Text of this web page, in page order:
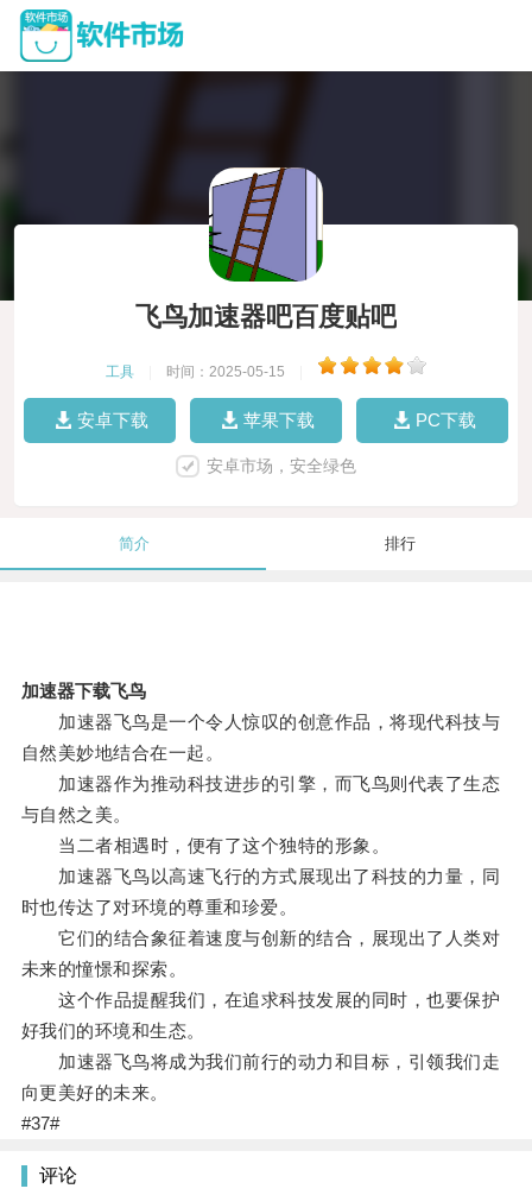
飞鸟加速器吧百度贴吧
工具 时间：2025-05-15
安卓下载 苹果下载 PC下载
安卓市场，安全绿色
简介 排行
加速器下载飞鸟
加速器飞鸟是一个令人惊叹的创意作品，将现代科技与
自然美妙地结合在一起。
加速器作为推动科技进步的引擎，而飞鸟则代表了生态
与自然之美。
当二者相遇时，便有了这个独特的形象。
加速器飞鸟以高速飞行的方式展现出了科技的力量，同
时也传达了对环境的尊重和珍爱。
它们的结合象征着速度与创新的结合，展现出了人类对
未来的憧憬和探索。
这个作品提醒我们，在追求科技发展的同时，也要保护
好我们的环境和生态。
加速器飞鸟将成为我们前行的动力和目标，引领我们走
向更美好的未来。
#37#
评论